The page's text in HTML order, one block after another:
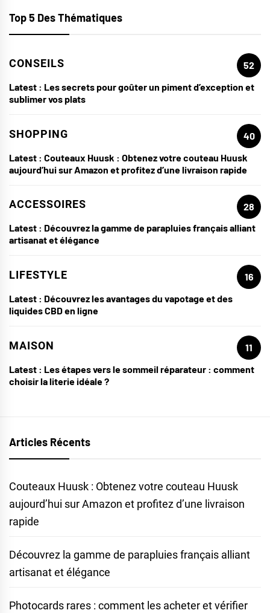
Top 5 Des Thématiques
CONSEILS
52
Latest : Les secrets pour goûter un piment d’exception et
sublimer vos plats
SHOPPING
40
Latest : Couteaux Huusk : Obtenez votre couteau Huusk
aujourd’hui sur Amazon et profitez d’une livraison rapide
ACCESSOIRES
28
Latest : Découvrez la gamme de parapluies français alliant
artisanat et élégance
LIFESTYLE
16
Latest : Découvrez les avantages du vapotage et des
liquides CBD en ligne
MAISON
11
Latest : Les étapes vers le sommeil réparateur : comment
choisir la literie idéale ?
Articles Récents
Couteaux Huusk : Obtenez votre couteau Huusk
aujourd’hui sur Amazon et profitez d’une livraison
rapide
Découvrez la gamme de parapluies français alliant
artisanat et élégance
Photocards rares : comment les acheter et vérifier